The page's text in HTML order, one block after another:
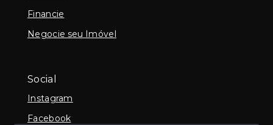
Financie
Negocie seu Imóvel
Social
Instagram
Facebook